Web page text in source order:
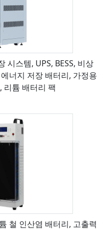
시스템, UPS, BESS, 비상
너지 저장 배터리, 가정용
리튬 배터리 팩
철 인산염 배터리, 고출력